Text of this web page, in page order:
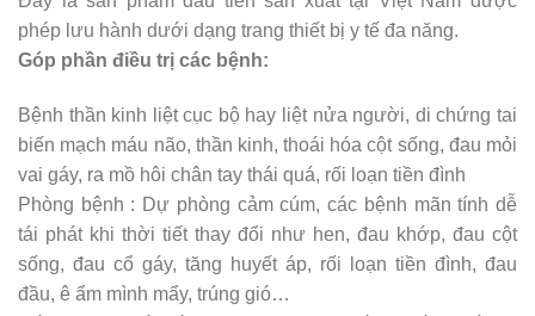
phép lưu hành dưới dạng trang thiết bị y tế đa năng.
Góp phần điều trị các bệnh:
Bệnh thần kinh liệt cục bộ hay liệt nửa người, di chứng tai
biến mạch máu não, thần kinh, thoái hóa cột sống, đau mỏi
vai gáy, ra mồ hôi chân tay thái quá, rối loạn tiền đình
Phòng bệnh : Dự phòng cảm cúm, các bệnh mãn tính dễ
tái phát khi thời tiết thay đổi như hen, đau khớp, đau cột
sống, đau cổ gáy, tăng huyết áp, rối loạn tiền đình, đau
đầu, ê ẩm mình mẩy, trúng gió…